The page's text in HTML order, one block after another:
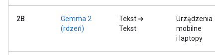
2B
Gemma 2
(rdzeń)
Tekst ➔
Tekst
Urządzenia
mobilne
i laptopy